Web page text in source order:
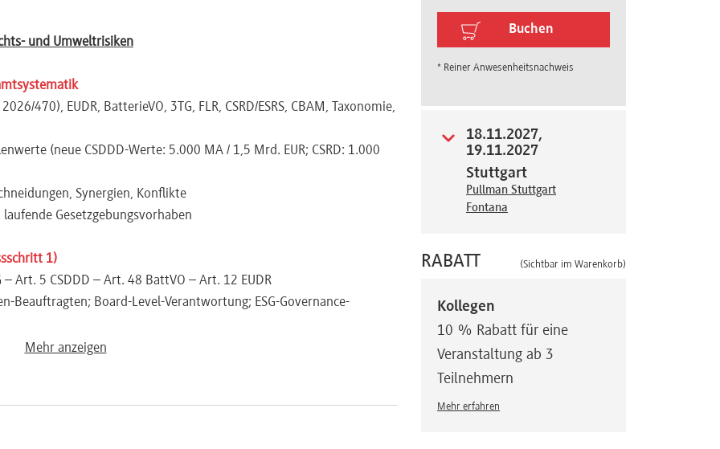
und Umweltrisiken
470), EUDR, BatterieVO, 3TG, FLR, CSRD/ESRS, CBAM, Taxonomie,
(neue CSDDD-Werte: 5.000 MA / 1,5 Mrd. EUR; CSRD: 1.000
Synergien, Konflikte
Gesetzgebungsvorhaben
1)
Art. 5 CSDDD – Art. 48 BattVO – Art. 12 EUDR
Beauftragten; Board-Level-Verantwortung; ESG-Governance-
Einkauf, Legal, CSR, Audit
Mehr anzeigen
Buchen
* Reiner Anwesenheitsnachweis
18.11.2027,
19.11.2027
Stuttgart
Pullman Stuttgart
Fontana
RABATT (Sichtbar im Warenkorb)
Kollegen
10 % Rabatt für eine
Veranstaltung ab 3
Teilnehmern
Mehr erfahren